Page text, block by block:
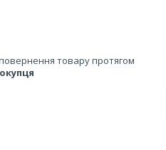
товару протягом